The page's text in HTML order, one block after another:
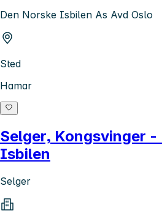
Den Norske Isbilen As Avd Oslo
Sted
Hamar
Selger, Kongsvinger -
Isbilen
Selger